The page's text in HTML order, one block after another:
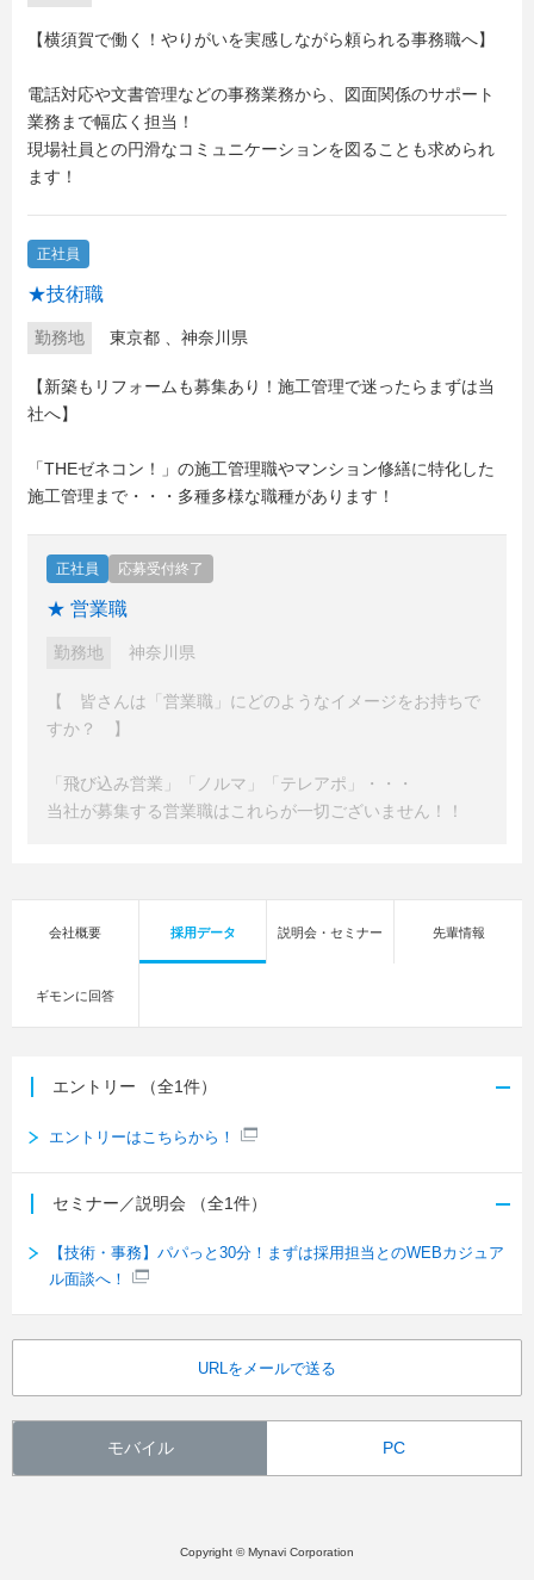
【横須賀で働く！やりがいを実感しながら頼られる事務職へ】
電話対応や文書管理などの事務業務から、図面関係のサポート
業務まで幅広く担当！
現場社員との円滑なコミュニケーションを図ることも求められ
ます！
正社員
★技術職
勤務地 東京都 神奈川県
【新築もリフォームも募集あり！施工管理で迷ったらまずは当
社へ】
「THEゼネコン！」の施工管理職やマンション修繕に特化した
施工管理まで・・・多種多様な職種があります！
正社員 応募受付終了
★ 営業職
勤務地 神奈川県
【 皆さんは「営業職」にどのようなイメージをお持ちで
すか？ 】
「飛び込み営業」「ノルマ」「テレアポ」・・・
当社が募集する営業職はこれらが一切ございません！！
会社概要 採用データ 説明会・セミナー 先輩情報
ギモンに回答
エントリー （全1件）
エントリーはこちらから！
セミナー／説明会 （全1件）
【技術・事務】パパっと30分！まずは採用担当とのWEBカジュア
ル面談へ！
URLをメールで送る
モバイル PC
Copyright © Mynavi Corporation